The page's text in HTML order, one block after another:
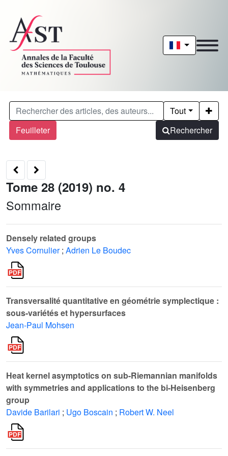
Feuilleter
Tout
Rechercher
Tome 28 (2019) no. 4
Sommaire
Densely related groups
Yves Cornulier ; Adrien Le Boudec
Transversalité quantitative en géométrie symplectique :
sous-variétés et hypersurfaces
Jean-Paul Mohsen
Heat kernel asymptotics on sub-Riemannian manifolds
with symmetries and applications to the bi-Heisenberg
group
Davide Barilari ; Ugo Boscain ; Robert W. Neel